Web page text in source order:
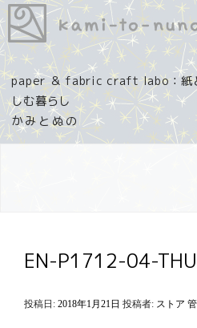
コ
ン
テ
ン
ツ
へ
ス
paper ＆ fabric craft labo：紙と
しむ暮らし
EN-P1712-04-
投稿日: 2018年1月21日 投稿者: ストア